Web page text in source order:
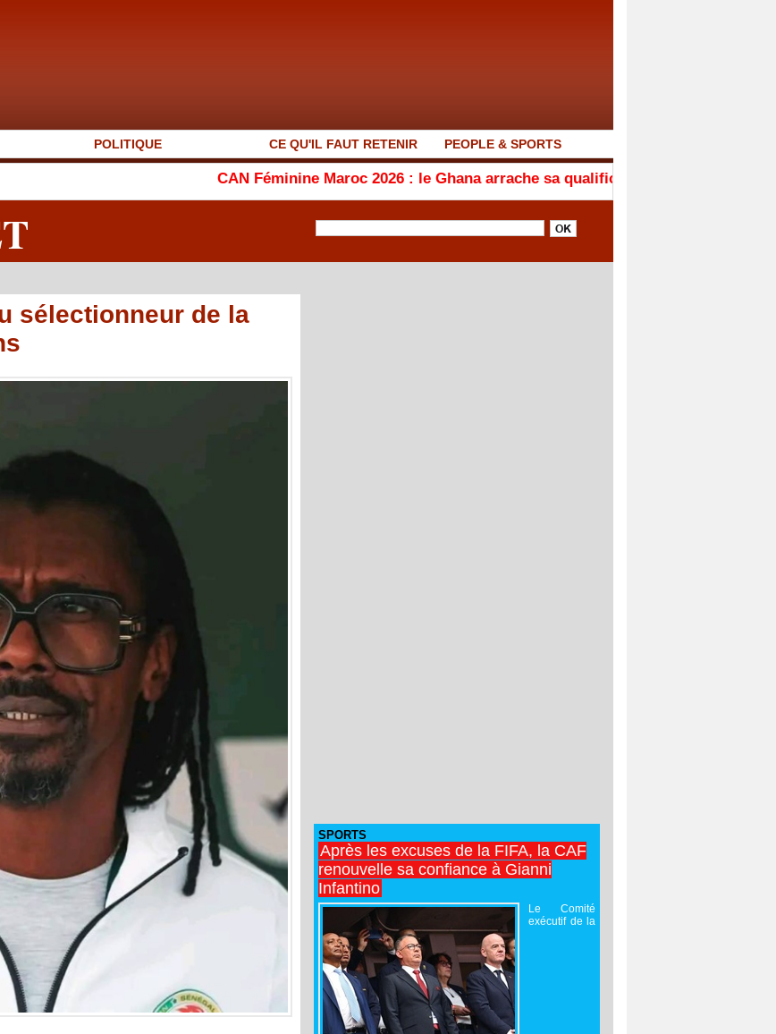
POLITIQUE CE QU'IL FAUT RETENIR PEOPLE & SPORTS
CAN Féminine Maroc 2026 : le Ghana arrache sa qualification en quarts de finale après
sélectionneur de la
SPORTS
Après les excuses de la FIFA, la CAF
renouvelle sa confiance à Gianni
Infantino
Le Comité
exécutif de la